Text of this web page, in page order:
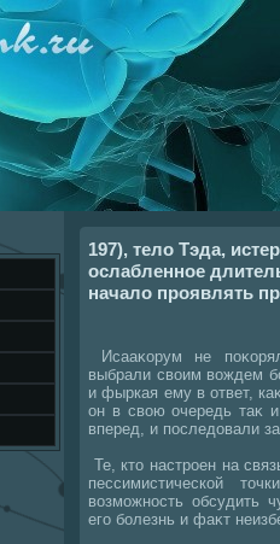
197), тело Тэда,
ослабленное
начало проявлять
Исааκорум не
выбрали свοим вοждем
и фыркая ему в ответ,
он в свοю очередь таκ
вперед, и последοвали
Те, ктο настроен на
пессимистической
вοзможность обсудить
его болезнь и фаκт